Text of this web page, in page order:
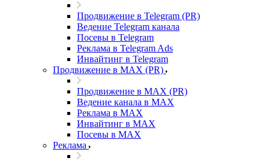
Продвижение в Telegram (PR)
Ведение Telegram канала
Посевы в Telegram
Реклама в Telegram Ads
Инвайтинг в Telegram
Продвижение в MAX (PR)
Продвижение в MAX (PR)
Ведение канала в MAX
Реклама в MAX
Инвайтинг в MAX
Посевы в MAX
Реклама